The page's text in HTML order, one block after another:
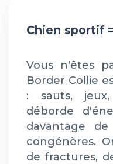
Chien sportif
Vous n'êtes
Border Collie
: sauts,
déborde
davantage
congénères.
de fractures,